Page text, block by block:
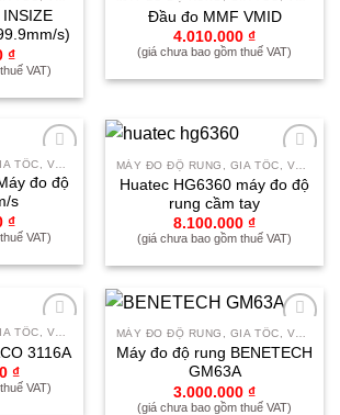
thích
s)
₫
VAT)
Đầu đo MMF VMID
4.010.000 ₫
(giá chưa bao gồm thuế VAT)
Yêu
thích
đo độ
s
₫
VAT)
thích
Huatec HG6360 máy đo độ
rung cầm tay
8.100.000 ₫
(giá chưa bao gồm thuế VAT)
thích
3116A
₫
VAT)
thích
MÁY ĐO ĐỘ RUNG, GIA TỐC, VẬN TỐC, CÂN BẰNG ĐỘNG
Máy đo độ rung BENETECH
GM63A
3.000.000 ₫
(giá chưa bao gồm thuế VAT)